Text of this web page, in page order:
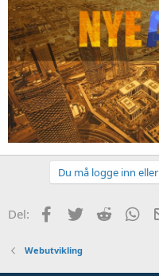
Du må logge inn
Del: Facebook
Twitter Reddit
Webutvikling